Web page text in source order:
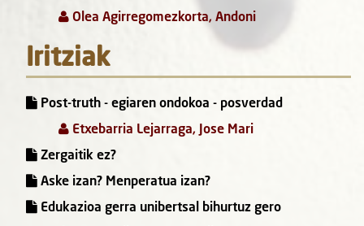
Olea Agirregomezkorta, Andoni
Iritziak
Post-truth - egiaren ondokoa - posverdad
Etxebarria Lejarraga, Jose Mari
Zergaitik ez?
Aske izan? Menperatua izan?
Edukazioa gerra unibertsal bihurtuz gero